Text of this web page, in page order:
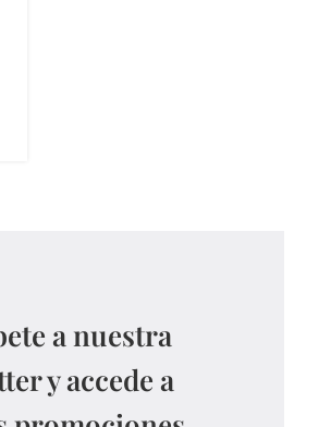
a nuestra
y accede a